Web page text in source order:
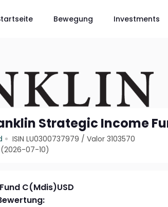
Bewegung Investments
Strategic Income
ISIN LU0300737979 /Valor 3103570
(2026-07-10)
C(Mdis)USD